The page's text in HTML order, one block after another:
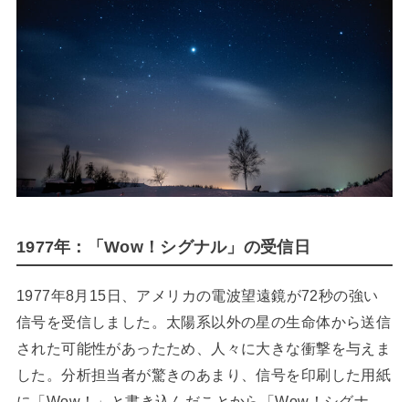
1977年：「Wow！シグナル」の受信日
1977年8月15日、アメリカの電波望遠鏡が72秒の強い
信号を受信しました。太陽系以外の星の生命体から送信
された可能性があったため、人々に大きな衝撃を与えま
した。分析担当者が驚きのあまり、信号を印刷した用紙